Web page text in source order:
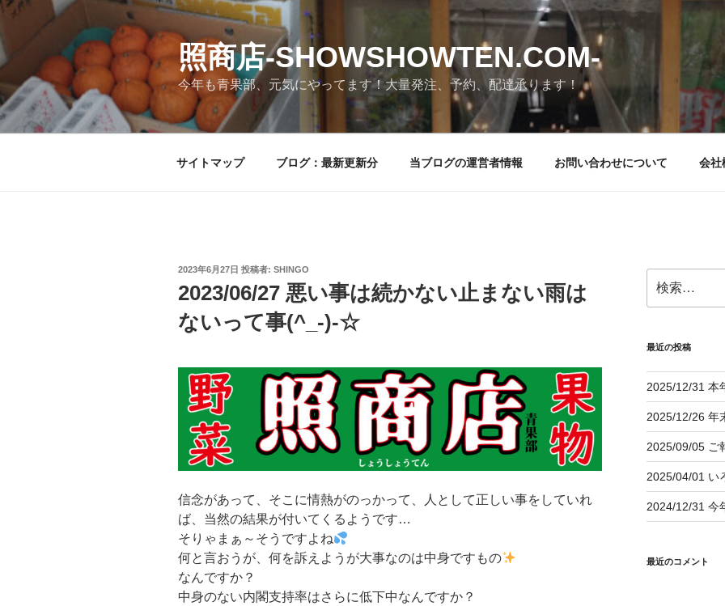
コ
テ
ン
ツ
へ
ス
照商店-SHOWSHOWTEN.COM-
今年も青果部、元気にやってます！大量発注、予約、配達承ります！
サイトマップ ブログ：最新更新分 当ブログの運営者情報 お問い合わせについて 会社
投
日:
2023年6月27日 投稿者: SHINGO
2023/06/27 悪い事は続かない止まない雨は
ないって事(^_-)-☆
信念があって、そこに情熱がのっかって、人として正しい事をしていれ
ば、当然の結果が付いてくるようです…
そりゃまぁ～そうですよね
何と言おうが、何を訴えようが大事なのは中身ですもの
なんですか？
中身のない内閣支持率はさらに低下中なんですか？
索:
最近の投稿
2025/12/31 本
2025/12/26 年
2025/09/05 ご
2025/04/01 い
2024/12/31 今
最近のコメント